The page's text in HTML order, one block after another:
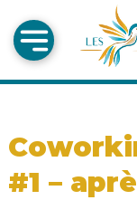
#1 –